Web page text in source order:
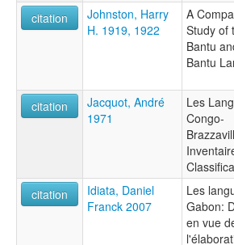
citation
Johnston, Harry
H. 1919, 1922
A
Study of
Bantu
Bantu
citation
Jacquot, André
1971
Les
Congo-
citation
Idiata, Daniel
Franck 2007
Les
Gabon:
en vue